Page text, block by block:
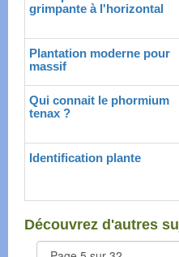
grimpante à l'horizontal
Plantation moderne pour
massif
Qui connait le phormium
tenax ?
Identification plante
Découvrez d'autres